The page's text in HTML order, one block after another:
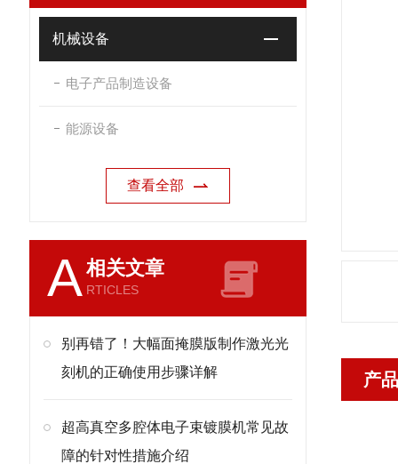
机械设备
电子产品制造设备
能源设备
查看全部
A相关文章
RTICLES
别再错了！大幅面掩膜版制作激光光
刻机的正确使用步骤详解
超高真空多腔体电子束镀膜机常见故
障的针对性措施介绍
产